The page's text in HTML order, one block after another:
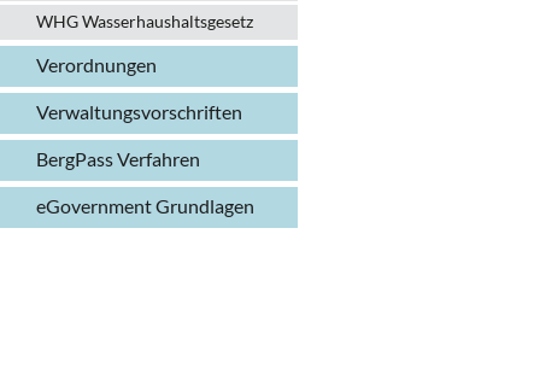
WHG Wasserhaushalts­gesetz
Verordnungen
Verwaltungs­vorschriften
BergPass Verfahren
eGovernment Grundlagen